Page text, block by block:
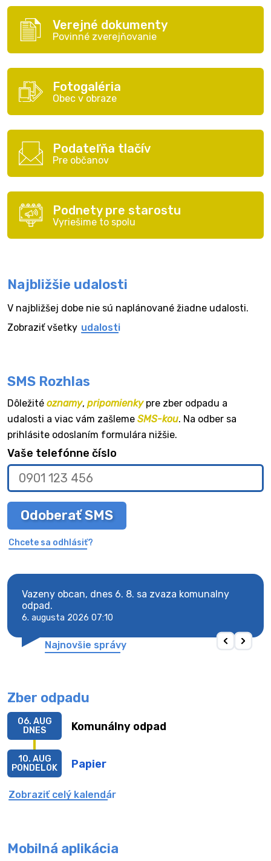
Verejné dokumenty
Povinné zverejňovanie
Fotogaléria
Obec v obraze
Podateľňa tlačív
Pre občanov
Podnety pre starostu
Vyriešime to spolu
Najbližšie udalosti
V najbližšej dobe nie sú naplánované žiadne udalosti.
Zobraziť všetky udalosti
SMS Rozhlas
Dôležité oznamy, pripomienkypre zber odpadu a
udalosti a viac vám zašleme SMS-kou. Na odber sa
prihlásite odoslaním formulára nižšie.
Vaše telefónne číslo
Odoberať SMS
Chcete sa odhlásiť?
Vazeny obcan, dnes 6. 8. sa zvaza komunalny
odpad.
6. augusta 2026 07:10
Najnovšie správy
Zber odpadu
Komunálny odpad
06. AUG
DNES
Papier
10. AUG
PONDELOK
Zobraziť celý kalendár
Mobilná aplikácia